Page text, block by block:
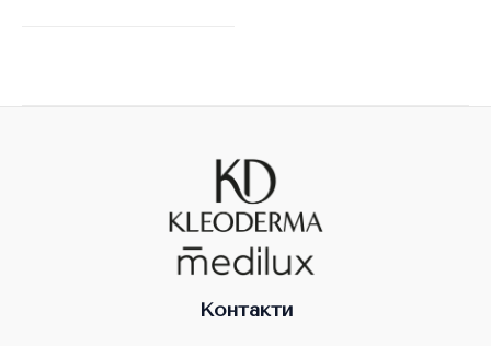
Контакти